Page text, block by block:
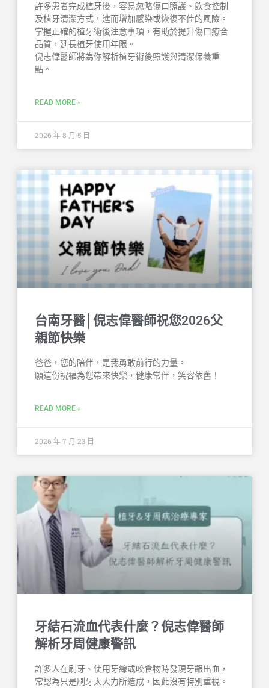
許多患者完成植牙後，容易忽略傷口照護、飲食控制
及植牙清潔方式，進而增加感染或恢復不佳的風險。
掌握正確的植牙術後注意事項，有助於提升傷口癒合
品質，延長植牙使用年限。
倪志偉醫師將為你解析植牙術後照護與清潔保養重
點。
READ MORE »
2026 年 8 月 5 日
台南牙醫│倪志偉醫師祝您2026父
親節快樂
爸爸，您的陪伴，是我勇敢前行的力量。
願這份祝福為您帶來快樂，健康常伴，笑容依舊！
READ MORE »
2026 年 7 月 23 日
牙結石流血代表什麼？倪志偉醫師
解析牙周健康警訊
許多人在刷牙、使用牙線或咬食物時發現牙齦出血，
常認為只是刷牙太大力所造成，因此沒有特別重視。